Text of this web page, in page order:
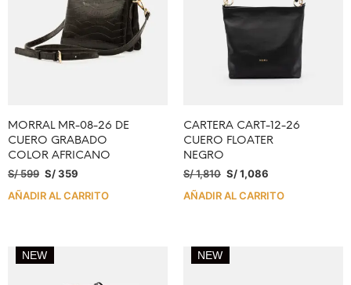
MORRAL MR-08-26 DE
CUERO GRABADO
COLOR AFRICANO
S/599 S/359
AÑADIR AL CARRITO
CARTERA CART-12-26
CUERO FLOATER
NEGRO
S/1,810 S/1,086
AÑADIR AL CARRITO
NEW NEW